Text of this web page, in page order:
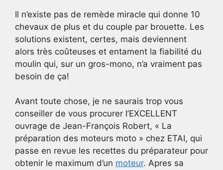
Il n’existe pas de remède miracle qui donne 10
chevaux de plus et du couple par brouette. Les
solutions existent, certes, mais deviennent
alors très coûteuses et entament la fiabilité du
moulin qui, sur un gros-mono, n’a vraiment pas
besoin de ça!
Avant toute chose, je ne saurais trop vous
conseiller de vous procurer l’EXCELLENT
ouvrage de Jean-François Robert, « La
préparation des moteurs moto » chez ETAI, qui
passe en revue les recettes du préparateur pour
obtenir le maximum d’un moteur. Apres sa